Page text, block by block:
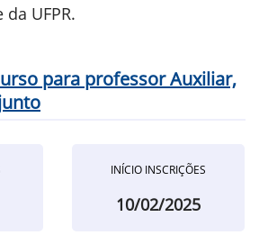
UFPR.
para professor Auxiliar,
INÍCIO INSCRIÇÕES
10/02/2025